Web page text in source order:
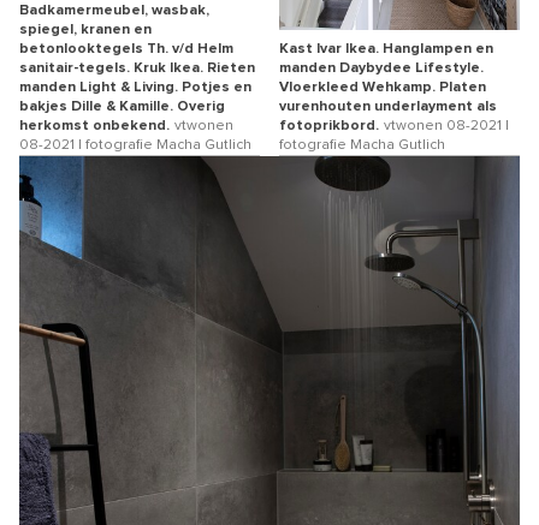
Badkamermeubel, wasbak,
spiegel, kranen en
betonlooktegels Th. v/d Helm
sanitair-tegels. Kruk Ikea. Rieten
manden Light & Living. Potjes en
bakjes Dille & Kamille. Overig
herkomst onbekend. vtwonen
08-2021 | fotografie Macha Gutlich
Kast Ivar Ikea. Hanglampen en
manden Daybydee Lifestyle.
Vloerkleed Wehkamp. Platen
vurenhouten underlayment als
fotoprikbord. vtwonen 08-2021 |
fotografie Macha Gutlich